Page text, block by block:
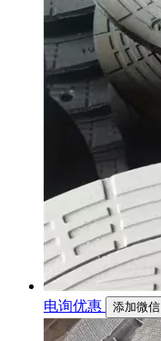
电询优惠 添加微信